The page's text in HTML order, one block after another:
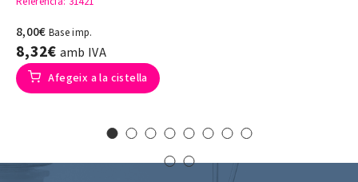
8,00€ Base imp.
8,32€ amb IVA
Afegeix a la cistella